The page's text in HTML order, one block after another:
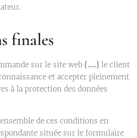
finales
sur le site web [….] le client
et accepter pleinement
à la protection des données
de ces conditions en
située sur le formulaire